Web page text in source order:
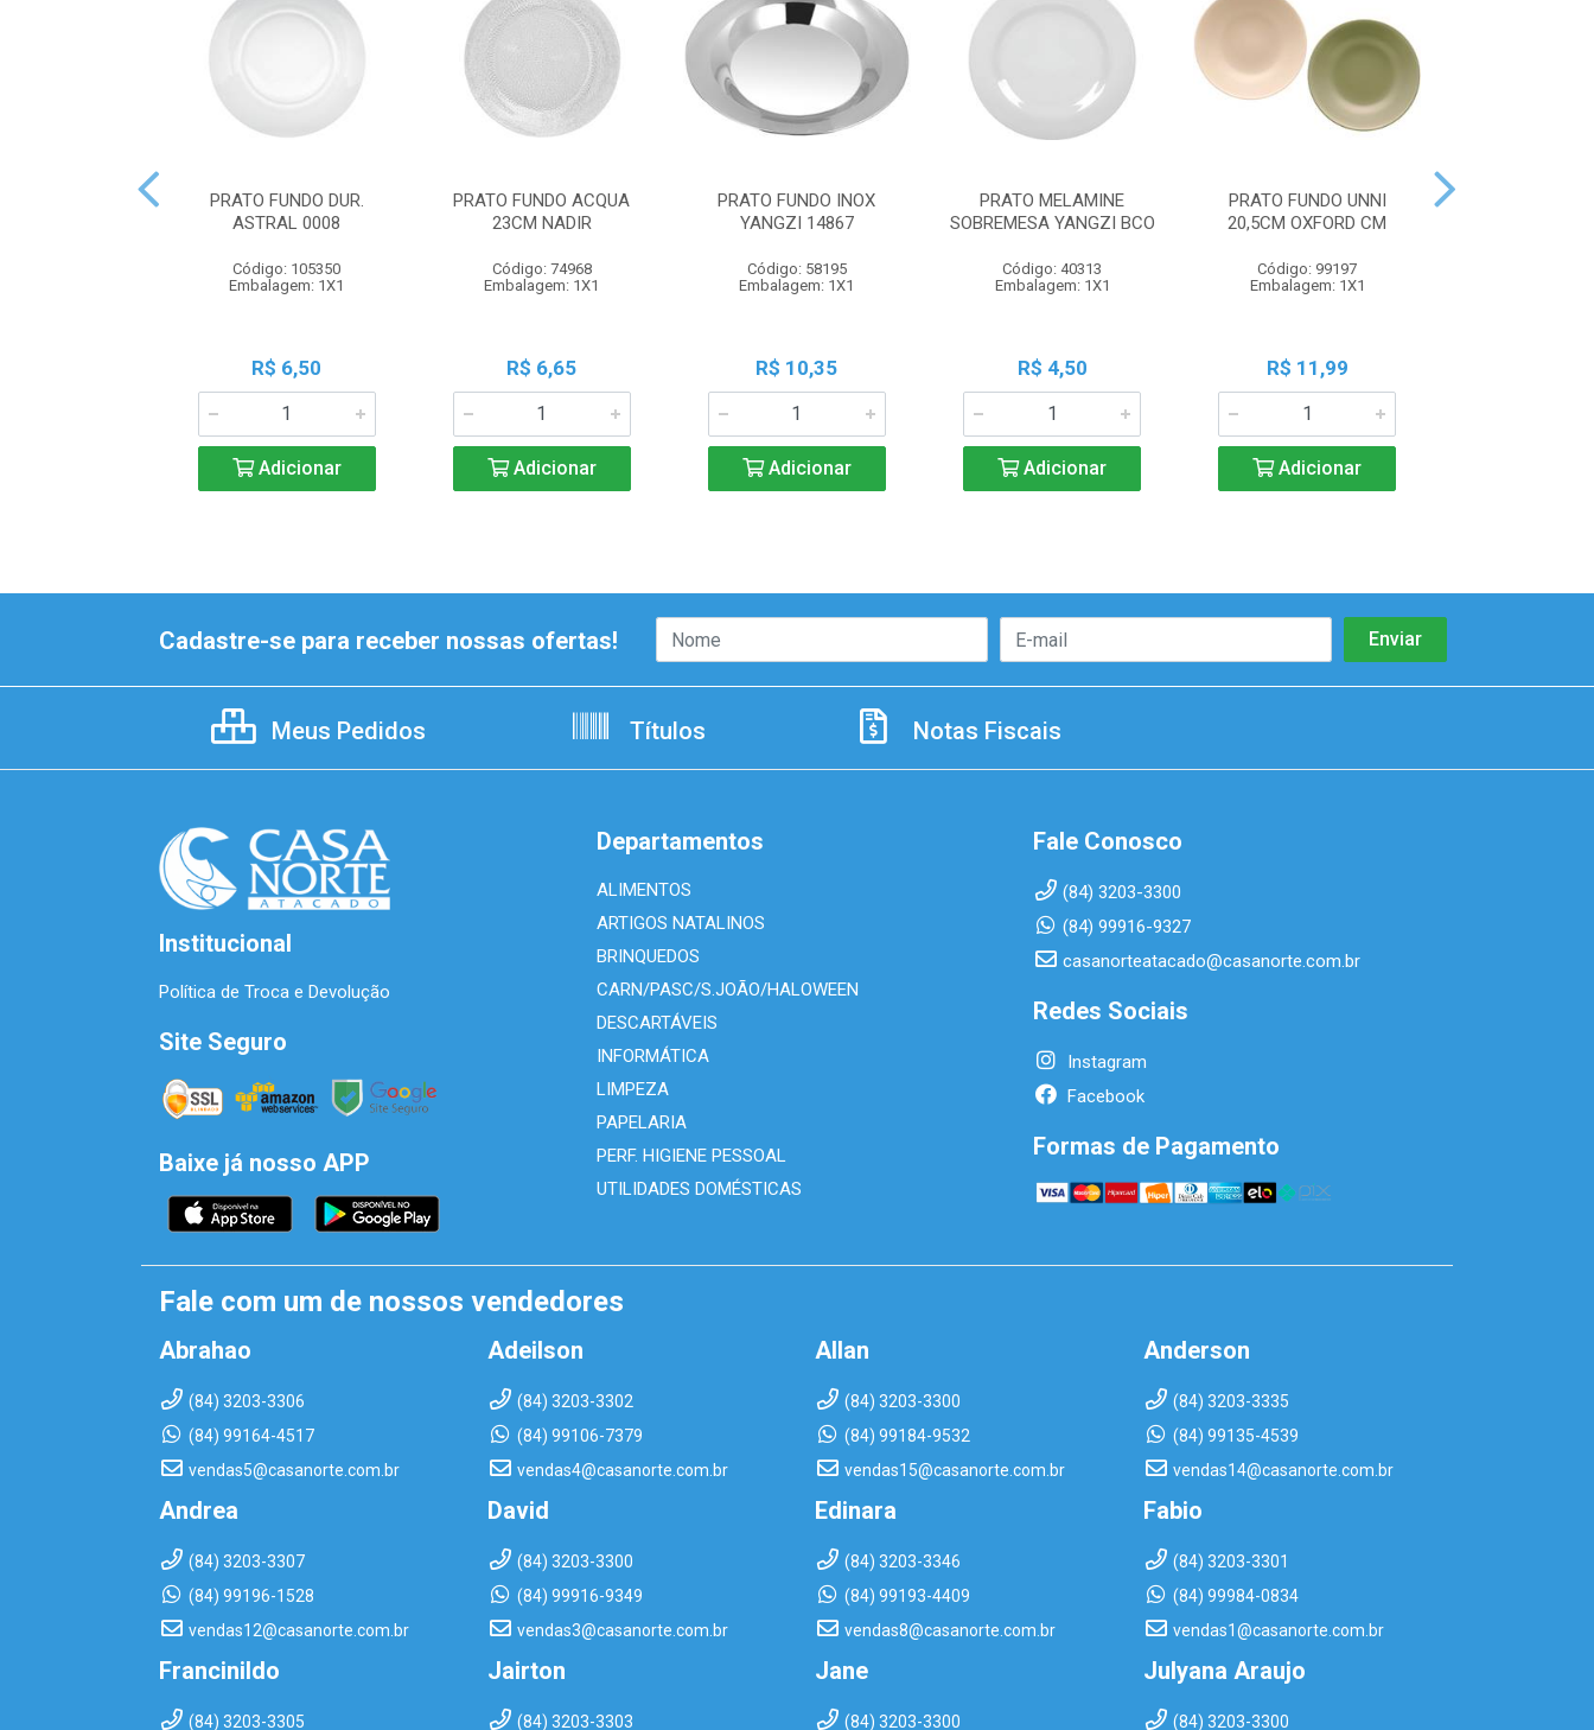
PRATO FUNDO DUR.
ASTRAL 0008
Código: 105350
Embalagem: 1X1
R$ 6,50
Adicionar
PRATO FUNDO ACQUA
23CM NADIR
Código: 74968
Embalagem: 1X1
R$ 6,65
Adicionar
PRATO FUNDO INOX
YANGZI 14867
Código: 58195
Embalagem: 1X1
R$ 10,35
Adicionar
PRATO MELAMINE
SOBREMESA YANGZI BCO
Código: 40313
Embalagem: 1X1
R$ 4,50
Adicionar
PRATO FUNDO UNNI
20,5CM OXFORD CM
Código: 99197
Embalagem: 1X1
R$ 11,99
Adicionar
Cadastre-se para receber nossas ofertas!
Meus Pedidos Títulos Notas Fiscais
Institucional
Política de Troca e Devolução
Site Seguro
Baixe já nosso APP
Departamentos
ALIMENTOS
ARTIGOS NATALINOS
BRINQUEDOS
CARN/PASC/S.JOÃO/HALOWEEN
DESCARTÁVEIS
INFORMÁTICA
LIMPEZA
PAPELARIA
PERF. HIGIENE PESSOAL
UTILIDADES DOMÉSTICAS
Fale Conosco
(84) 3203-3300
(84) 99916-9327
casanorteatacado@casanorte.com.br
Redes Sociais
Instagram
Facebook
Formas de Pagamento
Fale com um de nossos vendedores
Abrahao
(84) 3203-3306
(84) 99164-4517
vendas5@casanorte.com.br
Adeilson
(84) 3203-3302
(84) 99106-7379
vendas4@casanorte.com.br
Allan
(84) 3203-3300
(84) 99184-9532
vendas15@casanorte.com.br
Anderson
(84) 3203-3335
(84) 99135-4539
vendas14@casanorte.com.br
Andrea
(84) 3203-3307
(84) 99196-1528
vendas12@casanorte.com.br
David
(84) 3203-3300
(84) 99916-9349
vendas3@casanorte.com.br
Edinara
(84) 3203-3346
(84) 99193-4409
vendas8@casanorte.com.br
Fabio
(84) 3203-3301
(84) 99984-0834
vendas1@casanorte.com.br
Francinildo
(84) 3203-3305
Jairton
(84) 3203-3303
Jane
(84) 3203-3300
Julyana Araujo
(84) 3203-3300